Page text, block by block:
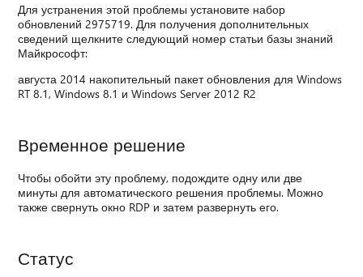
Для устранения этой проблемы установите набор
обновлений 2975719. Для получения дополнительных
сведений щелкните следующий номер статьи базы знаний
Майкрософт:
августа 2014 накопительный пакет обновления для Windows
RT 8.1, Windows 8.1 и Windows Server 2012 R2
Временное решение
Чтобы обойти эту проблему, подождите одну или две
минуты для автоматического решения проблемы. Можно
также свернуть окно RDP и затем развернуть его.
Статус